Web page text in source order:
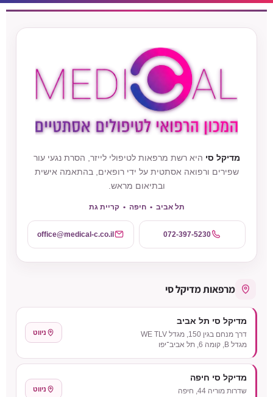
מדיקל סיהיא רשת מרפאות לטיפולי לייזר, הסרת נגעי עור
שפירים ורפואה אסתטית על ידי רופאים, בהתאמה אישית
ובתיאום מראש.
תל אביב • חיפה • קריית גת
072-397-5230
office@medical-c.co.il
מרפאות מדיקל סי
מדיקל סי תל אביב
דרך מנחם בגין 150, מגדל WE TLV
מגדל B, קומה 6, תל אביב־יפו
ניווט
מדיקל סי חיפה
שדרות מוריה 44, חיפה
ניווט